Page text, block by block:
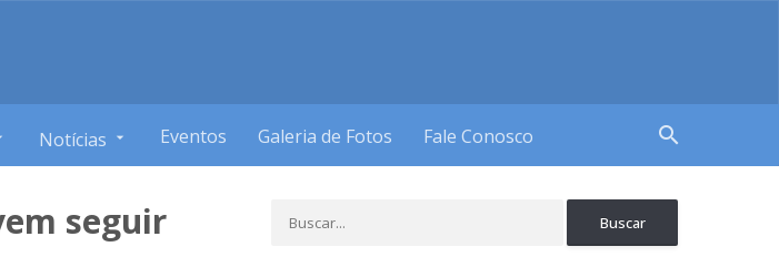
Notícias Eventos Galeria de Fotos Fale Conosco search
seguir